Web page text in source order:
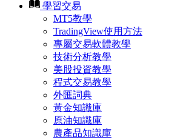
學習交易
MT5教學
TradingView使用方法
專屬交易軟體教學
技術分析教學
美股投資教學
程式交易教學
外匯詞典
黃金知識庫
原油知識庫
農產品知識庫